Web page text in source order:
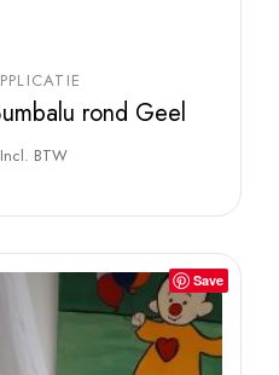
rond Geel
Incl. BTW
Save